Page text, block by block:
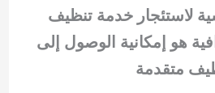
لاستئجار خدمة تنظيف
هو إمكانية الوصول إلى
متقدمة